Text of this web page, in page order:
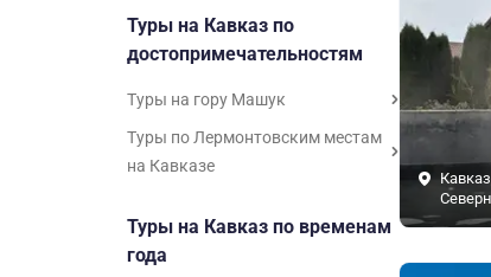
Туры на Кавказ по
достопримечательностям
Туры на гору Машук
Туры по Лермонтовским местам
на Кавказе
Туры на Кавказ по временам
года